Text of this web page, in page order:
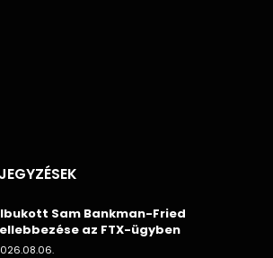
Sam Bankman-Fried
az FTX-ügyben